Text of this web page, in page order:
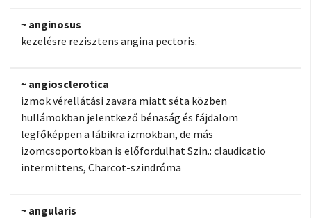
~ anginosus
kezelésre rezisztens angina pectoris.
~ angiosclerotica
izmok vérellátási zavara miatt séta közben
hullámokban jelentkező bénaság és fájdalom
legfőképpen a lábikra izmokban, de más
izomcsoportokban is előfordulhat Szin.: claudicatio
intermittens, Charcot-szindróma
~ angularis